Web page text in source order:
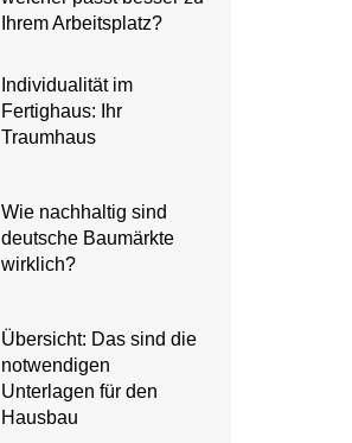
Ihrem Arbeitsplatz?
Individualität im
Fertighaus: Ihr
Traumhaus
Wie nachhaltig sind
deutsche Baumärkte
wirklich?
Übersicht: Das sind die
notwendigen
Unterlagen für den
Hausbau